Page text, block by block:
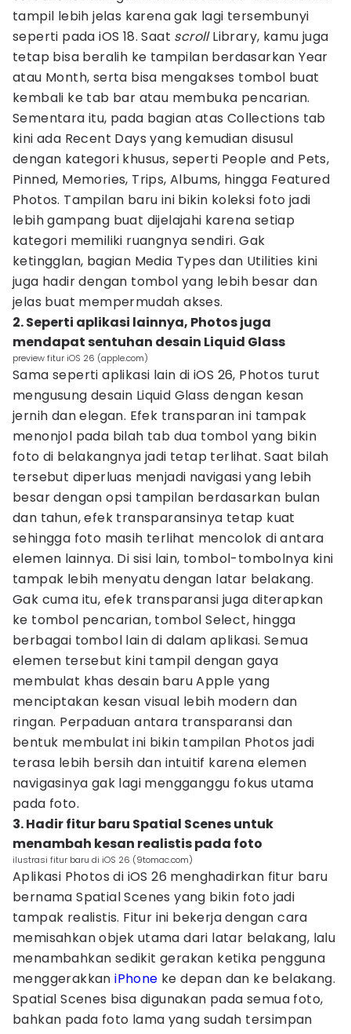
tampil lebih jelas karena gak lagi tersembunyi
seperti pada iOS 18. Saat scrollLibrary, kamu juga
tetap bisa beralih ke tampilan berdasarkan Year
atau Month, serta bisa mengakses tombol buat
kembali ke tab bar atau membuka pencarian.
Sementara itu, pada bagian atas Collections tab
kini ada Recent Days yang kemudian disusul
dengan kategori khusus, seperti People and Pets,
Pinned, Memories, Trips, Albums, hingga Featured
Photos. Tampilan baru ini bikin koleksi foto jadi
lebih gampang buat dijelajahi karena setiap
kategori memiliki ruangnya sendiri. Gak
ketingglan, bagian Media Types dan Utilities kini
juga hadir dengan tombol yang lebih besar dan
jelas buat mempermudah akses.
2. Seperti aplikasi lainnya, Photos juga
mendapat sentuhan desain Liquid Glass
preview fitur iOS 26 (apple.com)
Sama seperti aplikasi lain di iOS 26, Photos turut
mengusung desain Liquid Glass dengan kesan
jernih dan elegan. Efek transparan ini tampak
menonjol pada bilah tab dua tombol yang bikin
foto di belakangnya jadi tetap terlihat. Saat bilah
tersebut diperluas menjadi navigasi yang lebih
besar dengan opsi tampilan berdasarkan bulan
dan tahun, efek transparansinya tetap kuat
sehingga foto masih terlihat mencolok di antara
elemen lainnya. Di sisi lain, tombol-tombolnya kini
tampak lebih menyatu dengan latar belakang.
Gak cuma itu, efek transparansi juga diterapkan
ke tombol pencarian, tombol Select, hingga
berbagai tombol lain di dalam aplikasi. Semua
elemen tersebut kini tampil dengan gaya
membulat khas desain baru Apple yang
menciptakan kesan visual lebih modern dan
ringan. Perpaduan antara transparansi dan
bentuk membulat ini bikin tampilan Photos jadi
terasa lebih bersih dan intuitif karena elemen
navigasinya gak lagi mengganggu fokus utama
pada foto.
3. Hadir fitur baru Spatial Scenes untuk
menambah kesan realistis pada foto
ilustrasi fitur baru di iOS 26 (9tomac.com)
Aplikasi Photos di iOS 26 menghadirkan fitur baru
bernama Spatial Scenes yang bikin foto jadi
tampak realistis. Fitur ini bekerja dengan cara
memisahkan objek utama dari latar belakang, lalu
menambahkan sedikit gerakan ketika pengguna
menggerakkaniPhone ke depan dan ke belakang.
Spatial Scenes bisa digunakan pada semua foto,
bahkan pada foto lama yang sudah tersimpan